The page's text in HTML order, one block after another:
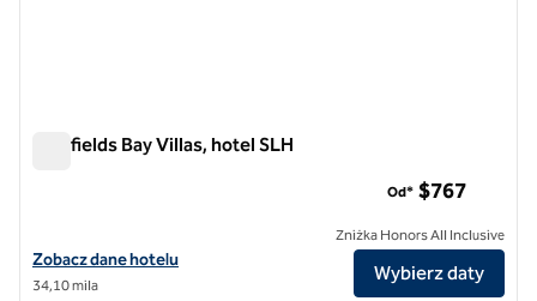
Bluefields Bay Villas, hotel SLH
Zobacz szczegóły hotelu Bluefields Bay Villas, SLH Hotel
Zobacz dane hotelu
34,10 mila
Od* $767
Zniżka Honors All Inclusive
Wybierz daty